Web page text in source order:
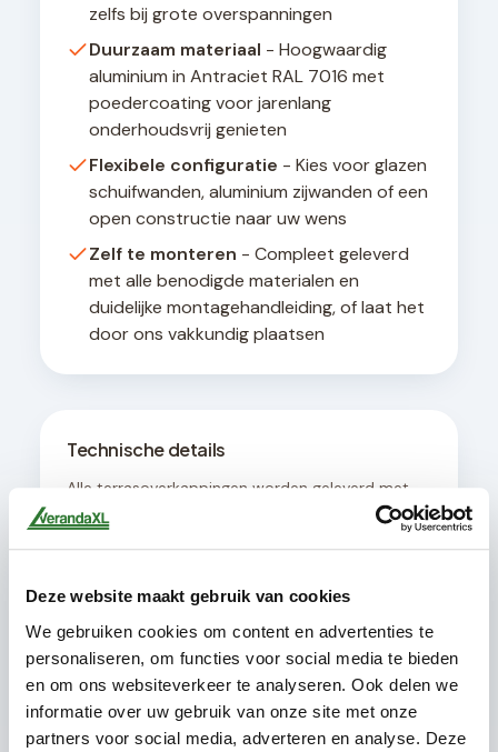
Deze website maakt gebruik van cookies
We gebruiken cookies om content en advertenties te
personaliseren, om functies voor social media te bieden
en om ons websiteverkeer te analyseren. Ook delen we
informatie over uw gebruik van onze site met onze
partners voor social media, adverteren en analyse. Deze
zelfs bij grote overspanningen
Duurzaam materiaal - Hoogwaardig
aluminium in Antraciet RAL 7016 met
poedercoating voor jarenlang
onderhoudsvrij genieten
Flexibele configuratie - Kies voor glazen
schuifwanden, aluminium zijwanden of een
open constructie naar uw wens
Zelf te monteren - Compleet geleverd
met alle benodigde materialen en
duidelijke montagehandleiding, of laat het
door ons vakkundig plaatsen
Technische details
Alle terrasoverkappingen worden geleverd met
een geïntegreerd afwateringssysteem en zijn
ontworpen voor een hellingshoek van minimaal 8
graden voor optimale waterafvoer. De
muren met een draagvermogen van minimaal
200 kg per strekkende meter.
Dit pakket bevat